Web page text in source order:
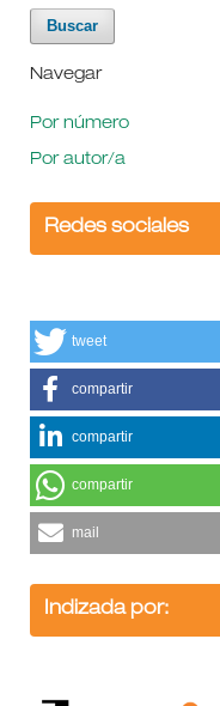
Navegar
Por número
Por autor/a
Redes sociales
tweet
compartir
compartir
compartir
mail
Indizada por: